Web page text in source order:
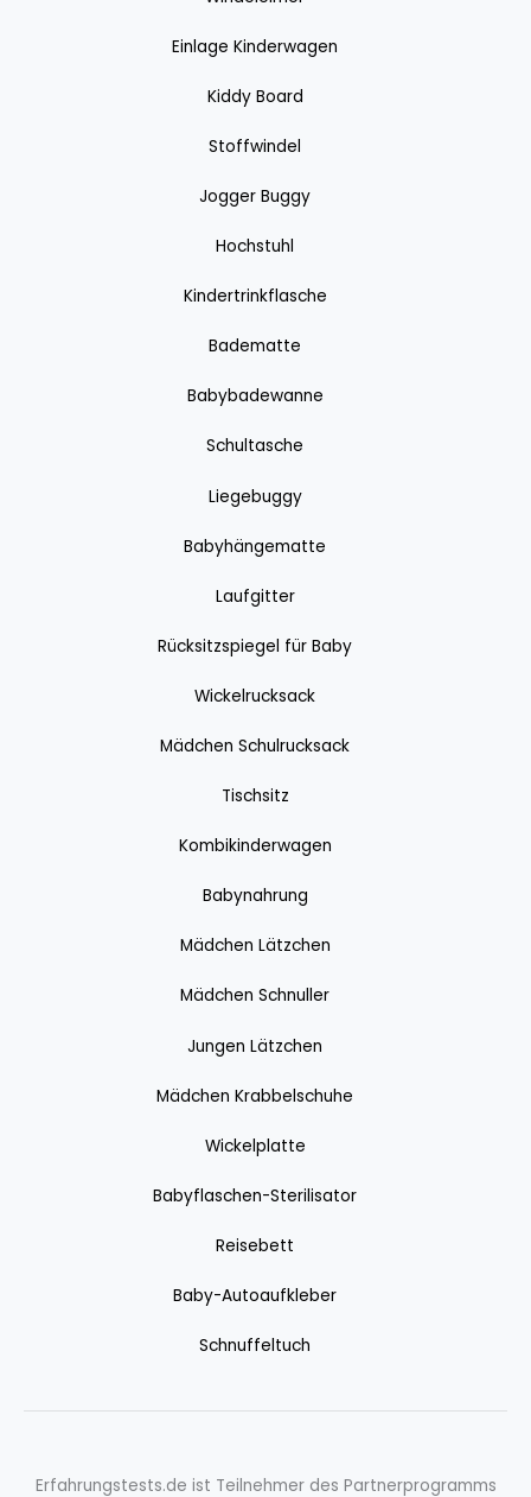
Einlage Kinderwagen
Kiddy Board
Stoffwindel
Jogger Buggy
Hochstuhl
Kindertrinkflasche
Badematte
Babybadewanne
Schultasche
Liegebuggy
Babyhängematte
Laufgitter
Rücksitzspiegel für Baby
Wickelrucksack
Mädchen Schulrucksack
Tischsitz
Kombikinderwagen
Babynahrung
Mädchen Lätzchen
Mädchen Schnuller
Jungen Lätzchen
Mädchen Krabbelschuhe
Wickelplatte
Babyflaschen-Sterilisator
Reisebett
Baby-Autoaufkleber
Schnuffeltuch
Erfahrungstests.de ist Teilnehmer des Partnerprogramms